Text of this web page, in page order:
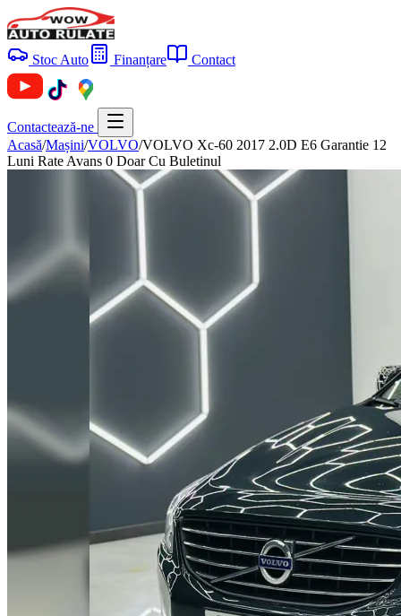
Stoc Auto Finanțare Contact
Contactează-ne
Acasă/Mașini/VOLVO/VOLVO Xc-60 2017 2.0D E6 Garantie 12
Luni Rate Avans 0 Doar Cu Buletinul